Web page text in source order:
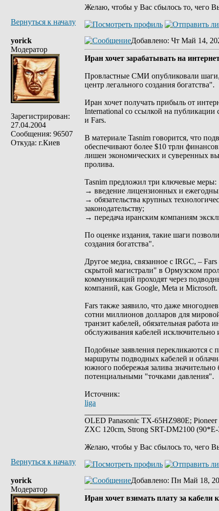
Желаю, чтобы у Вас сбылось то, чего
Вернуться к началу
yorick
Модератор
Зарегистрирован:
27.04.2004
Сообщения: 96507
Откуда: г.Киев
Добавлено: Чт Май 14,
Иран хочет зарабатывать на
Провластные СМИ опубликовали шаги,
центр легального создания богатства".
Иран хочет получать прибыль от
International со ссылкой на
и Fars.
В материале Tasnim говорится, что
обеспечивают более $10 трлн
лишен экономических и суверенных
пролива.
Tasnim предложил три ключевые меры:
→ введение лицензионных и
→ обязательства крупных
законодательству;
→ передача иранским компаниям
По оценке издания, такие шаги
создания богатства".
Другое медиа, связанное с IRGC, –
скрытой магистрали" в Ормузском
коммуникаций проходят через
компаний, как Google, Meta и Microsoft.
Fars также заявило, что даже
сотни миллионов долларов для
транзит кабелей, обязательная
обслуживания кабелей
Подобные заявления перекликаются с
маршруты подводных кабелей и
южного побережья залива
потенциальными "точками давления".
Источник:
liga
OLED Panasonic TX-65HZ980E;
ZXC 120cm, Strong SRT-DM2100
Желаю, чтобы у Вас сбылось то, чего
Вернуться к началу
yorick
Модератор
Добавлено: Пн Май 18,
Иран хочет взимать плату за